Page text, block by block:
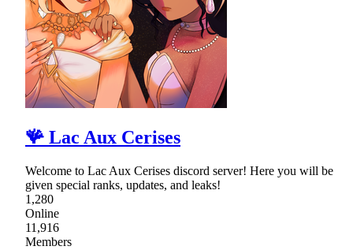
🪸 Lac Aux Cerises
Welcome to Lac Aux Cerises discord server! Here you will be
given special ranks, updates, and leaks!
1,280
Online
11,916
Members